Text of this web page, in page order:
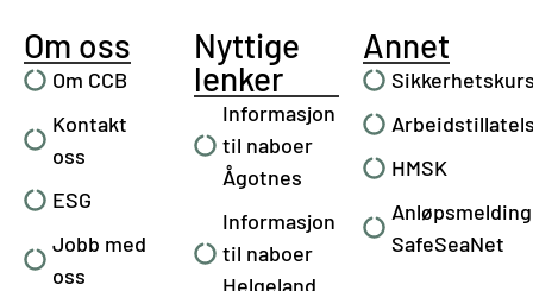
Om oss
Om CCB
Kontakt
oss
ESG
Jobb med
oss
Nyttige
lenker
Informasjon
til naboer
Ågotnes
Informasjon
til naboer
Helgeland
Annet
HMSK
SafeSeaNet